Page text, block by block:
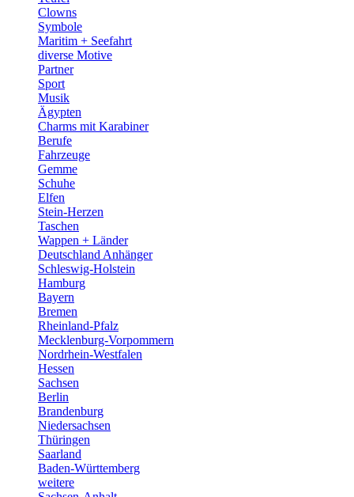
Clowns
Symbole
Maritim + Seefahrt
diverse Motive
Partner
Sport
Musik
Ägypten
Charms mit Karabiner
Berufe
Fahrzeuge
Gemme
Schuhe
Elfen
Stein-Herzen
Taschen
Wappen + Länder
Deutschland Anhänger
Schleswig-Holstein
Hamburg
Bayern
Bremen
Rheinland-Pfalz
Mecklenburg-Vorpommern
Nordrhein-Westfalen
Hessen
Sachsen
Berlin
Brandenburg
Niedersachsen
Thüringen
Saarland
Baden-Württemberg
weitere